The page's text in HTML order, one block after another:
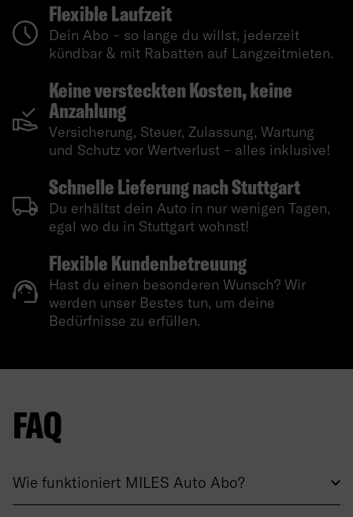
Flexible Laufzeit
Dein Abo – so lange du willst, jederzeit
kündbar & mit Rabatten auf Langzeitmieten.
Keine versteckten Kosten, keine
Anzahlung
Versicherung, Steuer, Zulassung, Wartung
und Schutz vor Wertverlust – alles inklusive!
Schnelle Lieferung nach Stuttgart
Du erhältst dein Auto in nur wenigen Tagen,
egal wo du in Stuttgart wohnst!
Flexible Kundenbetreuung
Hast du einen besonderen Wunsch? Wir
werden unser Bestes tun, um deine
Bedürfnisse zu erfüllen.
FAQ
Wie funktioniert MILES Auto Abo?